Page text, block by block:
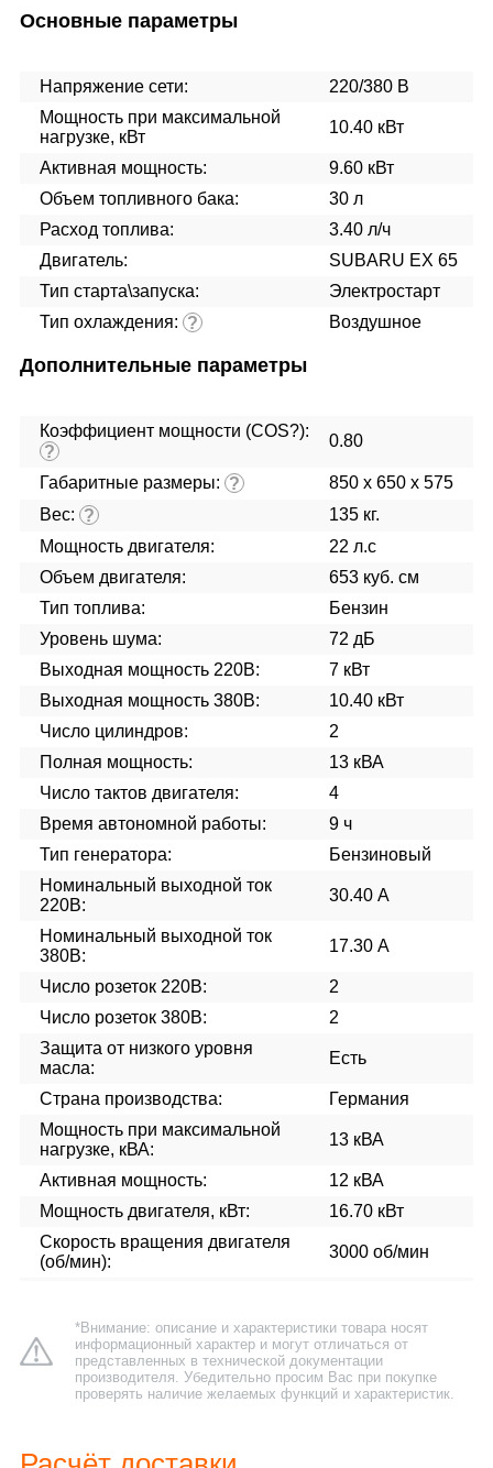
Основные параметры
Напряжение сети:
220/380 В
Мощность при максимальной
нагрузке, кВт
10.40 кВт
Активная мощность:
9.60 кВт
Объем топливного бака:
30 л
Расход топлива:
3.40 л/ч
Двигатель:
SUBARU EX 65
Тип старта\запуска:
Электростарт
Тип охлаждения: ? Воздушное
Дополнительные параметры
Коэффициент мощности (COS?):
?
0.80
Габаритные размеры: ?
850 x 650 x 575
Вес: ?
135 кг.
Мощность двигателя:
22 л.с
Объем двигателя:
653 куб. см
Тип топлива:
Бензин
Уровень шума:
72 дБ
Выходная мощность 220В:
7 кВт
Выходная мощность 380В:
10.40 кВт
Число цилиндров:
2
Полная мощность:
13 кВА
Число тактов двигателя:
4
Время автономной работы:
9 ч
Тип генератора:
Бензиновый
Номинальный выходной ток
220В:
30.40 А
Номинальный выходной ток
380В:
17.30 А
Число розеток 220В:
2
Число розеток 380В:
2
Защита от низкого уровня
масла:
Есть
Страна производства:
Германия
Мощность при максимальной
нагрузке, кВА:
13 кВА
Активная мощность:
12 кВА
Мощность двигателя, кВт:
16.70 кВт
Скорость вращения двигателя
(об/мин):
3000 об/мин
*Внимание: описание и характеристики товара носят
информационный характер и могут отличаться от
представленных в технической документации
производителя. Убедительно просим Вас при покупке
проверять наличие желаемых функций и характеристик.